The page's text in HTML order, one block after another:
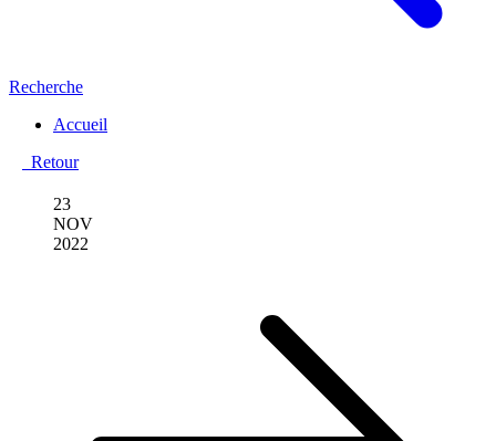
Recherche
Accueil
Retour
23
NOV
2022